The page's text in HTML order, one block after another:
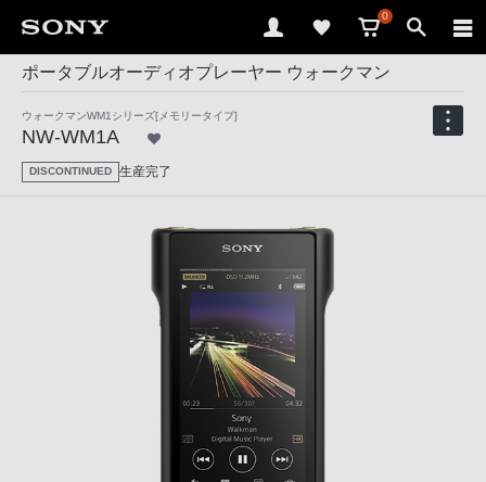
0
ポータブルオーディオプレーヤー ウォークマン
ウォークマンWM1シリーズ[メモリータイプ]
NW-WM1A
DISCONTINUED 生産完了